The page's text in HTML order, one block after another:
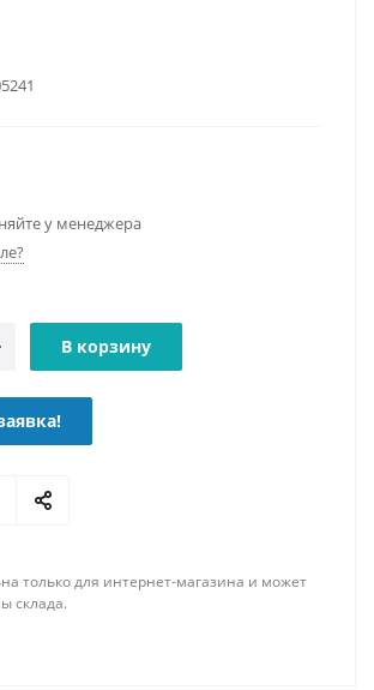
у менеджера
В корзину
только для интернет-магазина и может
склада.